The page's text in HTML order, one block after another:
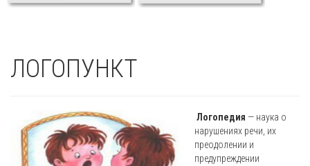
ЛОГОПУНКТ
Логопедия — наука о
нарушениях речи, их
преодолении и
предупреждении